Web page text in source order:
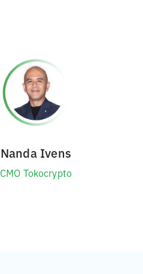
Nanda Ivens
CMO Tokocrypto